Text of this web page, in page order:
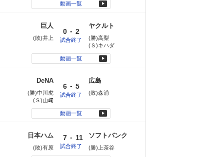
動画一覧
巨人
(敗)井上
0 - 2
試合終了
ヤクルト
(勝)高梨
(Ｓ)キハダ
動画一覧
DeNA
(勝)中川虎
(Ｓ)山﨑
6 - 5
試合終了
広島
(敗)森浦
動画一覧
日本ハム
(敗)有原
7 - 11
試合終了
ソフトバンク
(勝)上茶谷